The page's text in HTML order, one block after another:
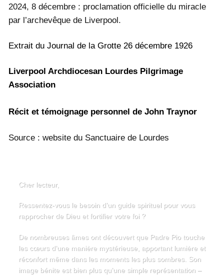
2024, 8 décembre : proclamation officielle du miracle
par l’archevêque de Liverpool.
Extrait du Journal de la Grotte 26 décembre 1926
Liverpool Archdiocesan Lourdes Pilgrimage
Association
Récit et témoignage personnel de John Traynor
Source : website du Sanctuaire de Lourdes
Cher lecteur,
Ressentez-vous le besoin d’un guide spirituel pour vous
rapprocher de Dieu et fortifier votre foi ?
De nombreuses âmes ont découvert que Padre Pio touche
les cœurs d’une manière mystérieuse, apportant lumière et
réconfort même dans les moments les plus sombres. Son
image bénite est bien plus qu’une simple représentation –